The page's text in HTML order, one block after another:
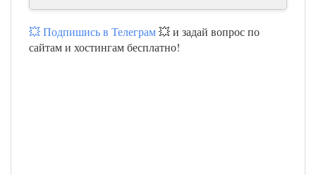
💥 Подпишись в Телеграм💥 и задай вопрос по
сайтам и хостингам бесплатно!